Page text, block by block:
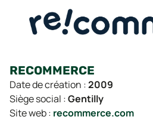
RECOMMERCE
Date de création :2009
Siège social :Gentilly
Site web : recommerce.com